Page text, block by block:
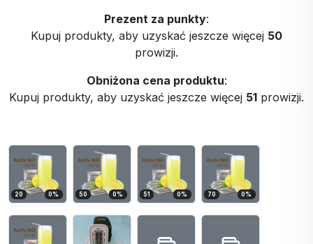
Prezent za punkty:
Kupuj produkty, aby uzyskać jeszcze więcej 50
prowizji.
Obniżona cena produktu:
Kupuj produkty, aby uzyskać jeszcze więcej 51 prowizji.
20 0% 50 0% 51 0% 70 0%